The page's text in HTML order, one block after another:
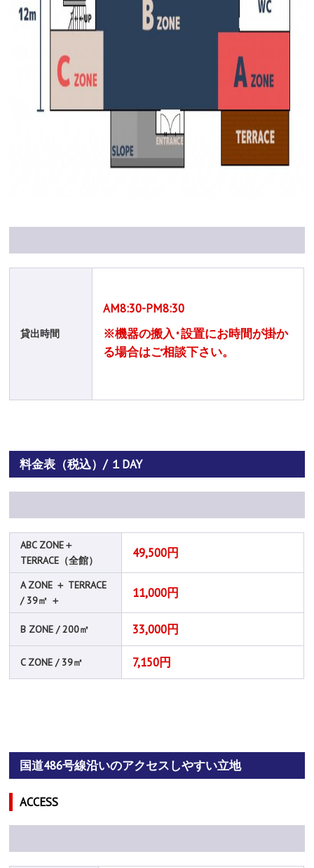
貸出時間
AM8:30-PM8:30
※機器の搬入･設置にお時間が掛か
る場合はご相談下さい。
料金表（税込）/ １DAY
ABC ZONE＋
TERRACE（全館）
49,500円
A ZONE ＋ TERRACE
/ 39㎡ ＋
11,000円
B ZONE / 200㎡ 33,000円
C ZONE / 39㎡ 7,150円
国道486号線沿いのアクセスしやすい立地
ACCESS